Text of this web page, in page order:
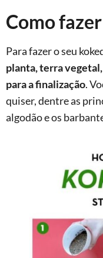
Como
Para fazer o seu
planta, terra
para a finalização.
quiser, dentre as
algodão e os